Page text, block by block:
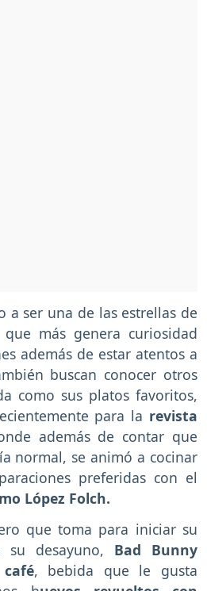
a ser una de las estrellas de
más genera curiosidad
además de estar atentos a
buscan conocer otros
como sus platos favoritos,
para la revista
además de contar que
normal, se animó a cocinar
preferidas con el
López Folch.
que toma para iniciar su
desayuno, Bad Bunny
café, bebida que le gusta